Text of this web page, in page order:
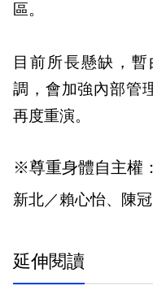
區。
目前所長懸缺，
調，會加強內部管
再度重演。
※尊重身體自主權
新北／賴心怡、陳
延伸閱讀